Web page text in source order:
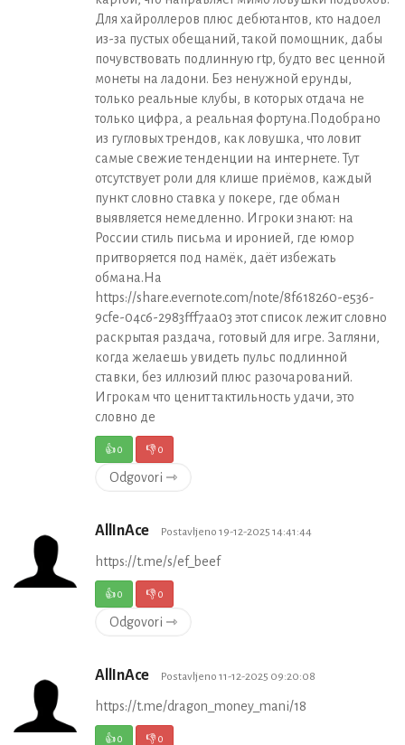
Для хайроллеров плюс дебютантов, кто надоел
из-за пустых обещаний, такой помощник, дабы
почувствовать подлинную rtp, будто вес ценной
монеты на ладони. Без ненужной ерунды,
только реальные клубы, в которых отдача не
только цифра, а реальная фортуна.Подобрано
из гугловых трендов, как ловушка, что ловит
самые свежие тенденции на интернете. Тут
отсутствует роли для клише приёмов, каждый
пункт словно ставка у покере, где обман
выявляется немедленно. Игроки знают: на
России стиль письма и иронией, где юмор
притворяется под намёк, даёт избежать
обмана.На
https://share.evernote.com/note/8f618260-e536-
9cfe-04c6-2983fff7aa03 этот список лежит словно
раскрытая раздача, готовый для игре. Загляни,
когда желаешь увидеть пульс подлинной
ставки, без иллюзий плюс разочарований.
Игрокам что ценит тактильность удачи, это
словно де
👍0 👎0
Odgovori ⇾
AllInAce Postavljeno 19-12-2025 14:41:44
https://t.me/s/ef_beef
👍0 👎0
Odgovori ⇾
AllInAce Postavljeno 11-12-2025 09:20:08
https://t.me/dragon_money_mani/18
👍0 👎0